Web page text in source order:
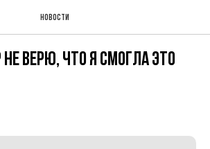
Новости
верю, что я смогла это